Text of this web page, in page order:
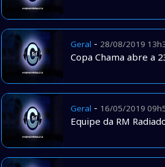
Geral - 28/08/2019
Copa Chama abre a
Geral - 16/05/2019
Equipe da RM